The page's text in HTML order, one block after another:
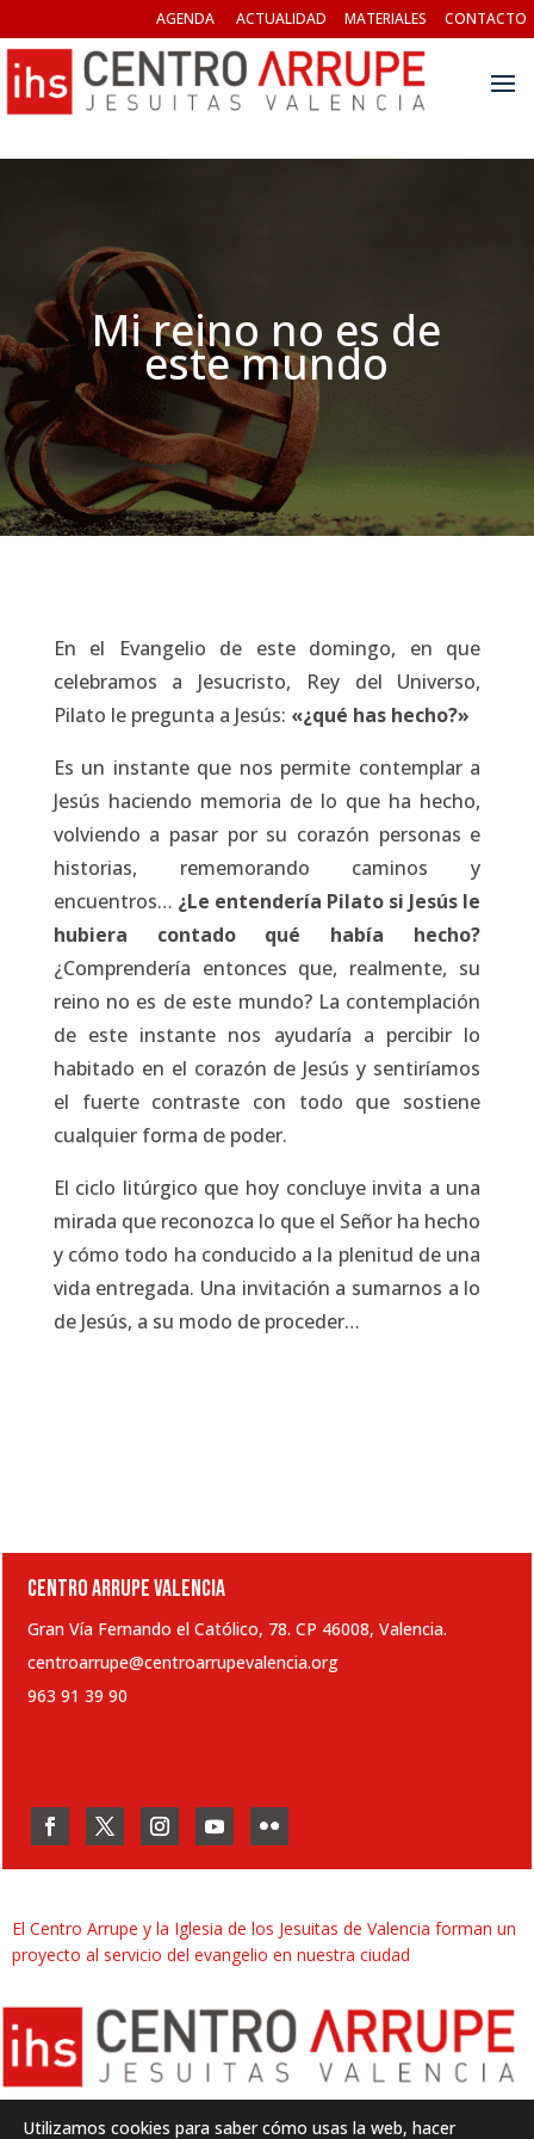
AGENDA ACTUALIDAD MATERIALES CONTACTO
Mi reino no es de
este mundo
En el Evangelio de este domingo, en que
celebramos a Jesucristo, Rey del Universo,
Pilato le pregunta a Jesús: «¿qué has hecho?»
Es un instante que nos permite contemplar a
Jesús haciendo memoria de lo que ha hecho,
volviendo a pasar por su corazón personas e
historias, rememorando caminos y
encuentros… ¿Le entendería Pilato si Jesús le
hubiera contado qué había hecho?
¿Comprendería entonces que, realmente, su
reino no es de este mundo? La contemplación
de este instante nos ayudaría a percibir lo
habitado en el corazón de Jesús y sentiríamos
el fuerte contraste con todo que sostiene
cualquier forma de poder.
El ciclo litúrgico que hoy concluye invita a una
mirada que reconozca lo que el Señor ha hecho
y cómo todo ha conducido a la plenitud de una
vida entregada. Una invitación a sumarnos a lo
de Jesús, a su modo de proceder…
CENTRO ARRUPE VALENCIA
Gran Vía Fernando el Católico, 78. CP 46008, Valencia.
centroarrupe@centroarrupevalencia.org
963 91 39 90
El Centro Arrupe y la Iglesia de los Jesuitas de Valencia forman un
proyecto al servicio del evangelio en nuestra ciudad
Utilizamos cookies para saber cómo usas la web, hacer